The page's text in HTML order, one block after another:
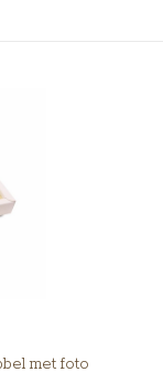
met foto